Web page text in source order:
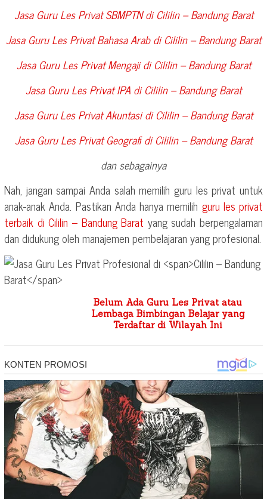
Jasa Guru Les Privat SBMPTN diCililin – Bandung Barat
Jasa Guru Les Privat Bahasa Arab diCililin – Bandung Barat
Jasa Guru Les Privat Mengaji diCililin – Bandung Barat
Jasa Guru Les Privat IPA diCililin – Bandung Barat
Jasa Guru Les Privat Akuntasi diCililin – Bandung Barat
Jasa Guru Les Privat Geografi diCililin – Bandung Barat
dan sebagainya
Nah, jangan sampai Anda salah memilih guru les privat untuk
anak-anak Anda. Pastikan Anda hanya memilih guru les privat
terbaik diCililin – Bandung Barat yang sudah berpengalaman
dan didukung oleh manajemen pembelajaran yang profesional.
Belum Ada Guru Les Privat atau
Lembaga Bimbingan Belajar yang
Terdaftar di Wilayah Ini